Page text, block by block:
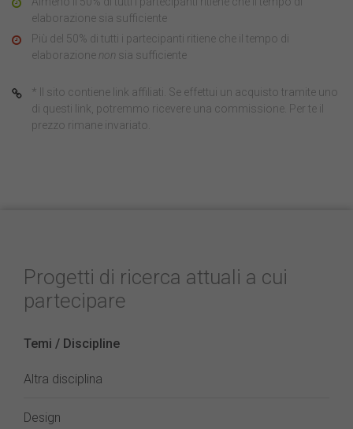
elaborazione sia sufficiente
Più del 50% di tutti i partecipanti ritiene che il tempo di
elaborazione non sia sufficiente
* Il sito contiene link affiliati. Se effettui un acquisto tramite uno
di questi link, potremmo ricevere una commissione. Per te il
prezzo rimane invariato.
Progetti di ricerca attuali a cui
partecipare
Temi / Discipline
Altra disciplina
Design